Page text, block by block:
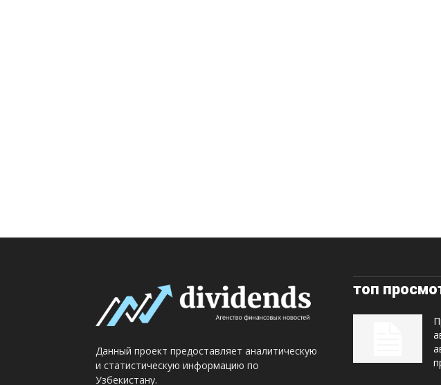
Данный проект предоставляет аналитическую
и статистическую информацию по
Узбекистану.
топ